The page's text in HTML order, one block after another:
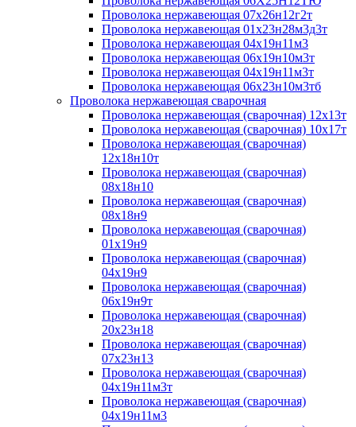
Проволока нержавеющая 07х26н12г2т
Проволока нержавеющая 01х23н28м3д3т
Проволока нержавеющая 04х19н11м3
Проволока нержавеющая 06х19н10м3т
Проволока нержавеющая 04х19н11м3т
Проволока нержавеющая 06х23н10м3тб
Проволока нержавеющая сварочная
Проволока нержавеющая (сварочная) 12х13т
Проволока нержавеющая (сварочная) 10х17т
Проволока нержавеющая (сварочная)
12х18н10т
Проволока нержавеющая (сварочная)
08х18н10
Проволока нержавеющая (сварочная)
08х18н9
Проволока нержавеющая (сварочная)
01х19н9
Проволока нержавеющая (сварочная)
04х19н9
Проволока нержавеющая (сварочная)
06х19н9т
Проволока нержавеющая (сварочная)
20х23н18
Проволока нержавеющая (сварочная)
07х23н13
Проволока нержавеющая (сварочная)
04х19н11м3т
Проволока нержавеющая (сварочная)
04х19н11м3